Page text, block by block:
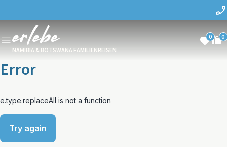
NAMIBIA & BOTSWANA FAMILIENREISEN
0 0
Error
e.type.replaceAll is not a function
Try again